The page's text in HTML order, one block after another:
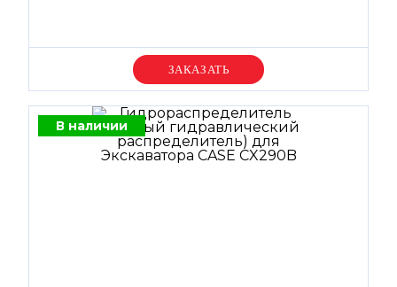
Уточняйте цену
В наличии